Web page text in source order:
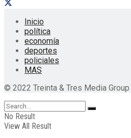
Inicio
política
economía
deportes
policiales
MAS
© 2022 Treinta & Tres Media Group
No Result
View All Result